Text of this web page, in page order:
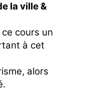
la ville &
cours un
à cet
alors